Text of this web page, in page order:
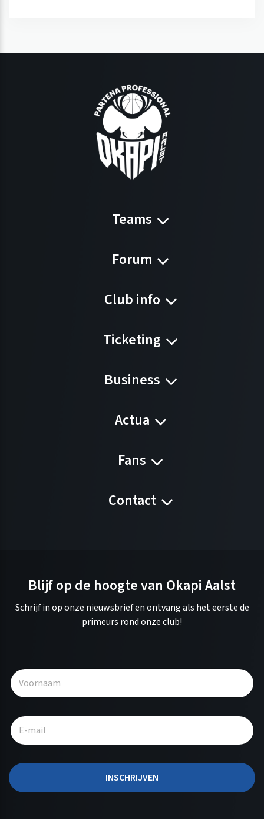
Teams
Forum
Club info
Ticketing
Business
Actua
Fans
Contact
Blijf op de hoogte van Okapi Aalst
Schrijf in op onze nieuwsbrief en ontvang als het eerste de
primeurs rond onze club!
INSCHRIJVEN
l
r
t